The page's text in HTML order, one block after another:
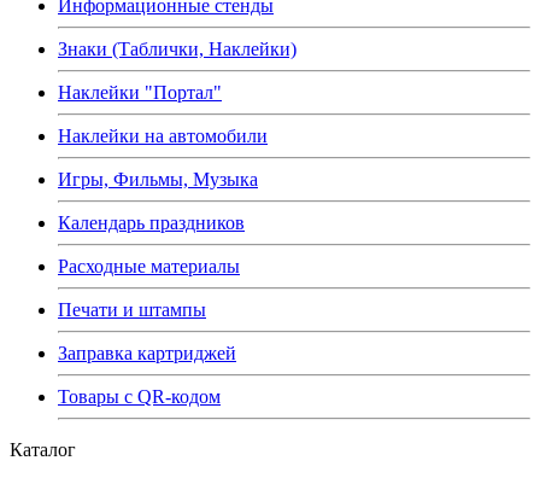
Информационные стенды
Знаки (Таблички, Наклейки)
Наклейки "Портал"
Наклейки на автомобили
Игры, Фильмы, Музыка
Календарь праздников
Расходные материалы
Печати и штампы
Заправка картриджей
Товары с QR-кодом
Каталог